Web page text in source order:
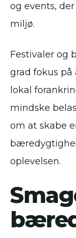
og events,
miljø.
Festivaler og
grad fokus på
lokal
mindske
om at skabe
oplevelsen.